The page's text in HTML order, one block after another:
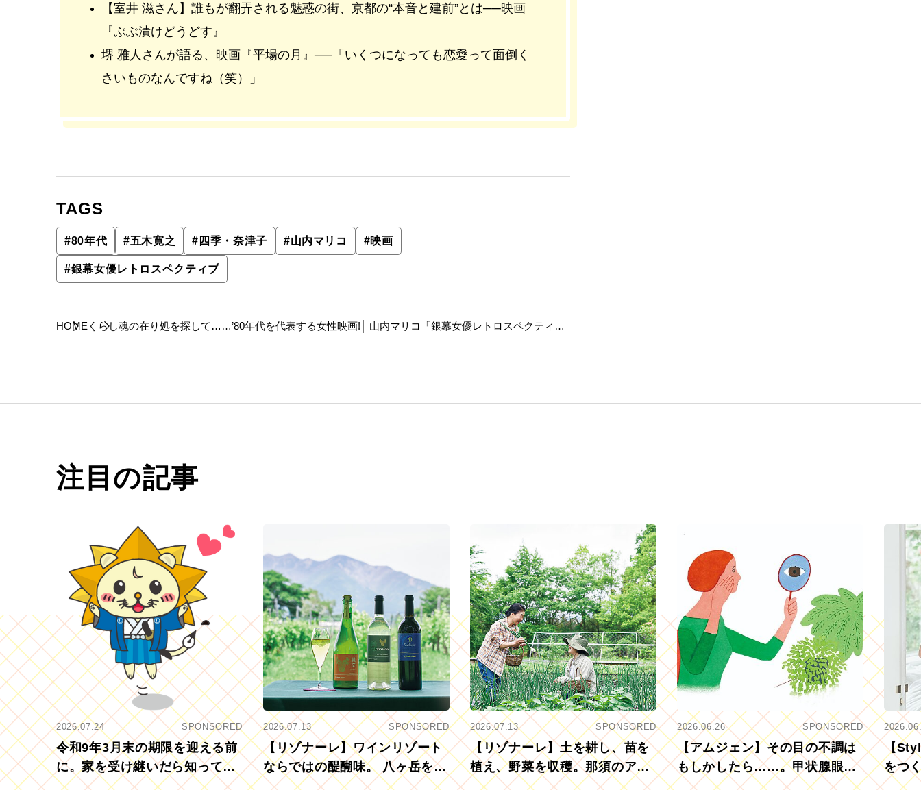
【室井 滋さん】誰もが翻弄される魅惑の街、京都の“本音と建前”とは──映画
『ぶぶ漬けどうどす』
堺 雅人さんが語る、映画『平場の月』──「いくつになっても恋愛って面倒く
さいものなんですね（笑）」
TAGS
#80年代 #五木寛之 # 四季・奈津子 #山内マリコ #映画
#銀幕女優レトロスペクティブ
HOME くらし魂の在り処を探して……’80年代を代表する女性映画!│ 山内マリコ「銀幕女優レトロスペクティ
注目の記事
2026.07.24 SPONSORED
令和9年3月末の期限を迎える前
に。家を受け継いだら知ってお
きたい「相続登記の義務化」
2026.07.13 SPONSORED
【リゾナーレ】ワインリゾート
ならではの醍醐味。 八ヶ岳を望
むブドウ畑でアペロ
2026.07.13 SPONSORED
【リゾナーレ】土を耕し、苗を
植え、野菜を収穫。那須のアグ
リツーリズモを体験
2026.06.26 SPONSORED
【アムジェン】その目の不調は
もしかしたら……。甲状腺眼症
を知っていますか？
【
をつ